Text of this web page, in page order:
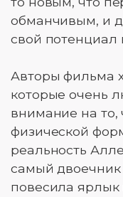
обманчивым, и
свой потенциал
Авторы фильма
которые очень
внимание на
физической
реальность
самый двоечник
повесила ярлык